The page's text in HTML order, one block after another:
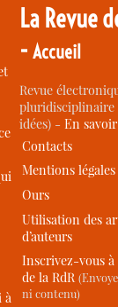
à
La Revue
-Accueil
Revue
idées) -En
Contacts
Mentions légales
Ours
Utilisation des
d’auteurs
Inscrivez-vous
de la RdR
ni contenu)